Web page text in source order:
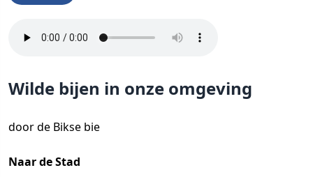
Wilde bijen in onze omgeving
door de Bikse bie
Naar de Stad